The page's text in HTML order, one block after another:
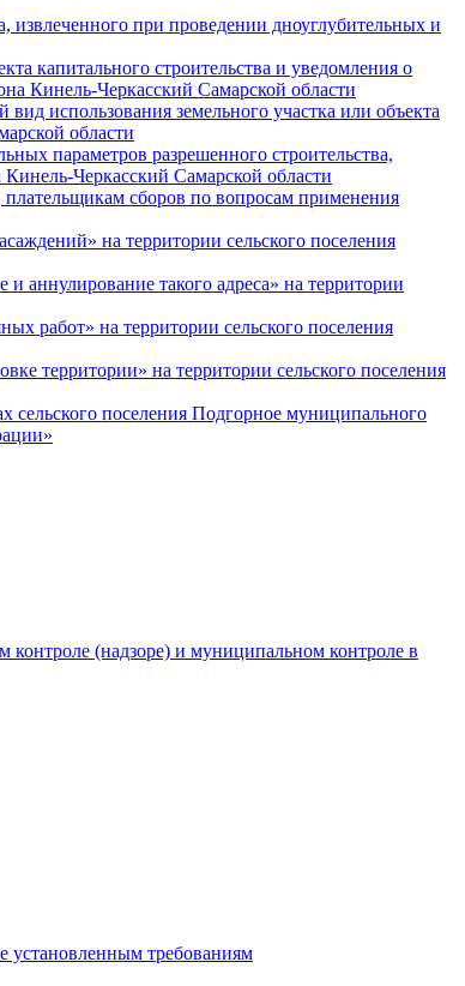
при проведении дноуглубительных и
капитального строительства и уведомления о
Кинель-Черкасский Самарской области
использования земельного участка или объекта
области
параметров разрешенного строительства,
Кинель-Черкасский Самарской области
сборов по вопросам применения
на территории сельского поселения
аннулирование такого адреса» на территории
работ» на территории сельского поселения
территории» на территории сельского поселения
сельского поселения Подгорное муниципального
(надзоре) и муниципальном контроле в
установленным требованиям